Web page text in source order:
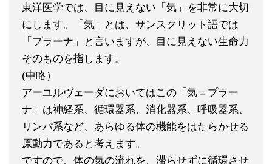
東洋医学では、目に見えない「気」を非常に大切
にします。「気」とは、サンスクリット語では
「プラーナ」と言いますが、目に見えない生命力
そのものを指します。
(中略）
アーユルヴェーダにおいてはこの「気＝プラー
ナ」は神経系、循環器系、消化器系、呼吸器系、
リンパ系など、あらゆる体の機能をはたらかせる
原動力であると考えます。
ですので、体の気の流れを、滞らせずに循環させ